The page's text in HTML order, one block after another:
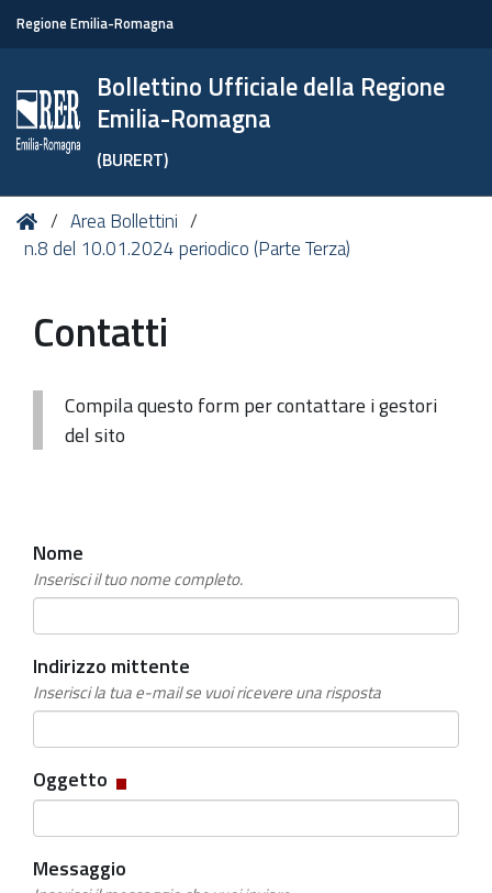
Regione Emilia-Romagna
Bollettino Ufficiale della Regione
Emilia-Romagna
(BURERT)
Tu
sei
HomeArea Bollettini
n.8 del 10.01.2024 periodico (Parte Terza)
Contatti
Compila questo form per contattare i gestori
del sito
Nome
Inserisci il tuo nome completo.
Indirizzo mittente
Inserisci la tua e-mail se vuoi ricevere una risposta
Oggetto Campo
obbligatorio
Messaggio